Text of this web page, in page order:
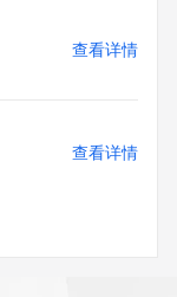
查看详情
查看详情